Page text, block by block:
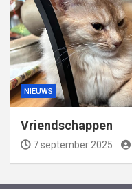
NIEUWS
Vriendschappen
7 september 2025